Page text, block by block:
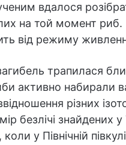
вдалося
на той момент
від режиму
трапилася
активно набирали
різних
безлічі знайдених у
у Північній